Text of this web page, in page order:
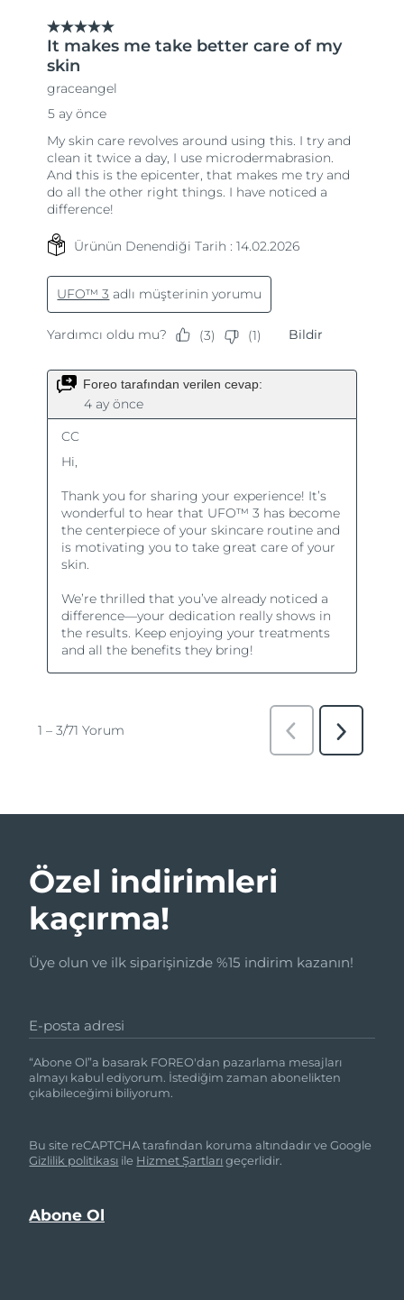
Özel indirimleri
kaçırma!
Üye olun ve ilk siparişinizde %15 indirim kazanın!
E-posta adresi
“Abone Ol”a basarak FOREO'dan pazarlama mesajları
almayı kabul ediyorum. İstediğim zaman abonelikten
çıkabileceğimi biliyorum.
Bu site reCAPTCHA tarafından koruma altındadır ve Google
Gizlilik politikası ile Hizmet Şartlarıgeçerlidir.